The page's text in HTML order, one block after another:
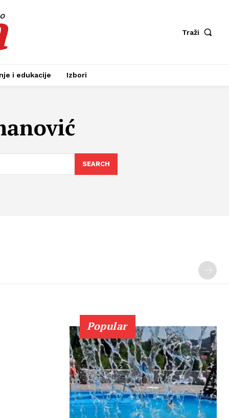
Traži
i edukacije Izbori
SEARCH
Popular